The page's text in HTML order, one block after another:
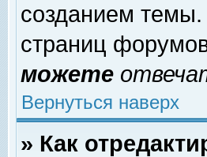
созданием
страниц
можете
Вернуться наверх
» Как